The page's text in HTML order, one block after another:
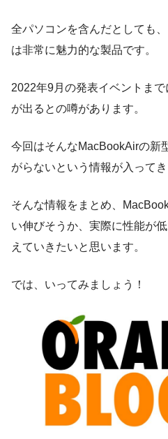
全パソコンを含んだとしても
は非常に魅力的な製品です。
2022年9月の発表イベントま
が出るとの噂があります。
今回はそんなMacBookAirの新
がらないという情報が入ってき
そんな情報をまとめ、
い伸びそうか、実際に性能が
えていきたいと思います。
では、いってみましょう！